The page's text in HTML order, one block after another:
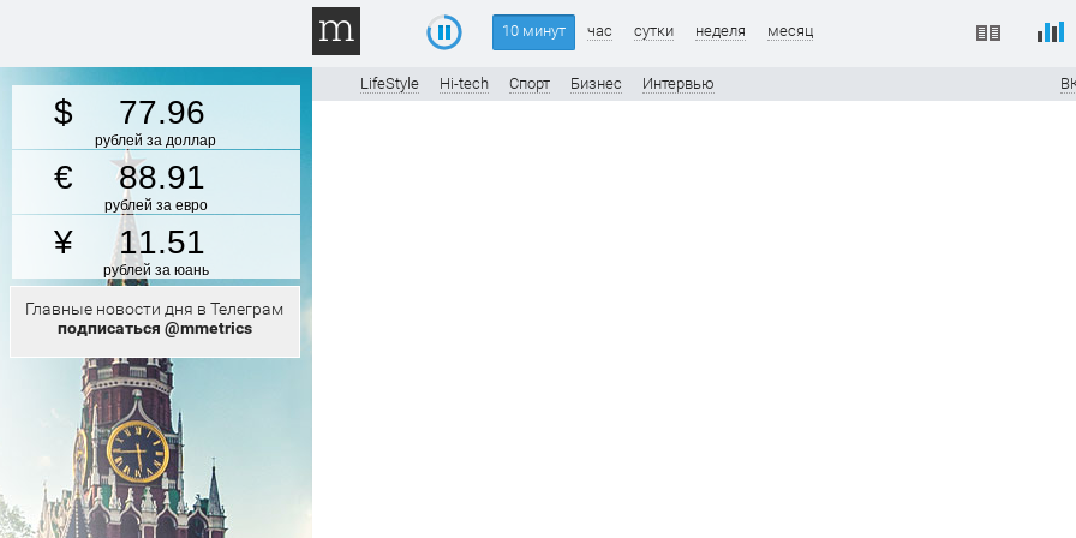
77.96
рублей за доллар
88.91
рублей за евро
11.51
рублей за юань
Главные новости дня в Телеграм
подписаться @mmetrics
10 минут час сутки неделя месяц
LifeStyle Hi-tech Спорт Бизнес Интервью